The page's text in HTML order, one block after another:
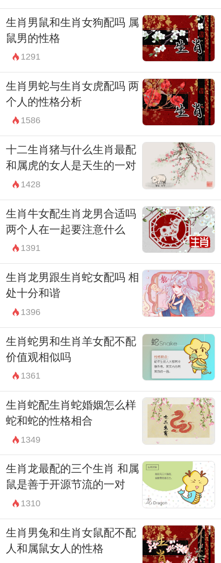
生肖男鼠和生肖女狗配吗 属
鼠男的性格
1291
生肖男蛇与生肖女虎配吗 两
个人的性格分析
1586
十二生肖猪与什么生肖最配
和属虎的女人是天生的一对
1428
生肖牛女配生肖龙男合适吗
两个人在一起要注意什么
1391
生肖龙男跟生肖蛇女配吗 相
处十分和谐
1396
生肖蛇男和生肖羊女配不配
价值观相似吗
1361
生肖蛇配生肖蛇婚姻怎么样
蛇和蛇的性格相合
1349
生肖龙最配的三个生肖 和属
鼠是善于开源节流的一对
1310
生肖男兔和生肖女鼠配不配
人和属鼠女人的性格